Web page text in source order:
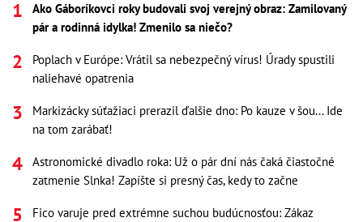
Ako Gáboríkovci roky budovali svoj verejný obraz: Zamilovaný
pár a rodinná idylka! Zmenilo sa niečo?
Poplach v Európe: Vrátil sa nebezpečný vírus! Úrady spustili
naliehavé opatrenia
Markizácky súťažiaci prerazil ďalšie dno: Po kauze v šou... Ide
na tom zarábať!
Astronomické divadlo roka: Už o pár dní nás čaká čiastočné
zatmenie Slnka! Zapíšte si presný čas, kedy to začne
Fico varuje pred extrémne suchou budúcnosťou: Zákaz